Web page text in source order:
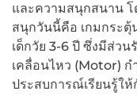
และความสนุกสนาน โ
สนุกวันนี้คือ เกมกระตุ้
เด็กวัย 3-6 ปี ซึ่งมีส่ว
เคลื่อนไหว (Motor) ก
ประสบการณ์เรียนรู้ใ